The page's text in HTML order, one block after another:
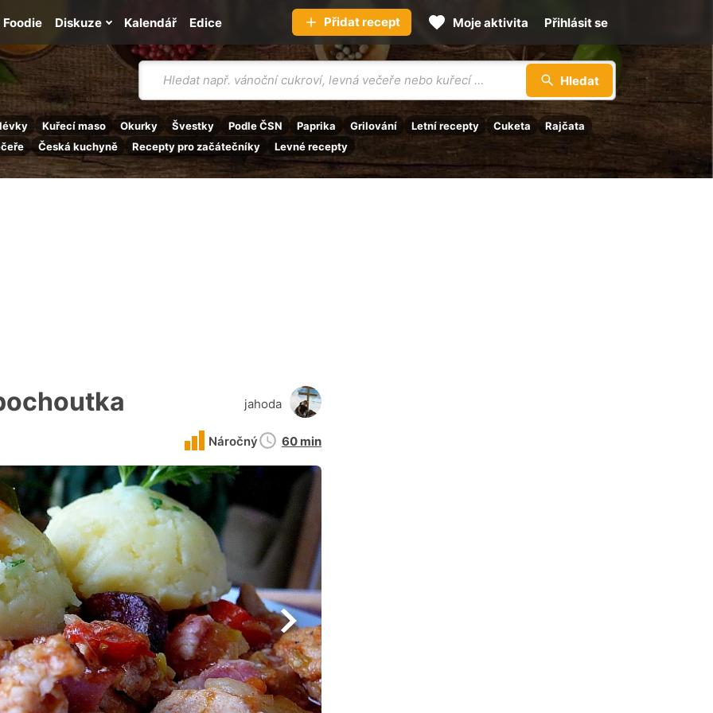
Vyhledávání
Hledat
Kuřecí maso Okurky Švestky Podle ČSN Paprika Grilování Letní recepty Cuketa
Rajčata
Česká kuchyně Recepty pro začátečníky Levné recepty
Kalendář
Foodie Diskuze Edice Přidat recept Moje aktivita Přihlásit se
jahoda
Náročný
Doba
60 min